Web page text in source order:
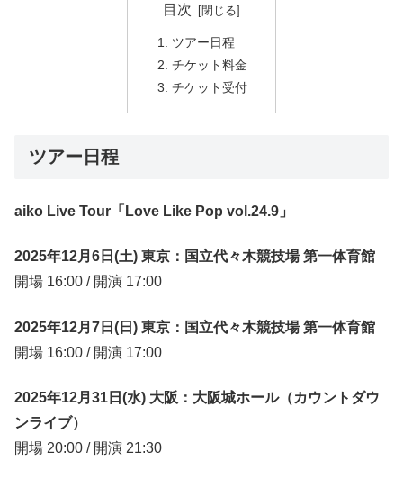
目次
ツアー日程
チケット料金
チケット受付
ツアー日程
aiko Live Tour「Love Like Pop vol.24.9」
2025年12月6日(土) 東京：国立代々木競技場 第一体育館
開場 16:00 / 開演 17:00
2025年12月7日(日) 東京：国立代々木競技場 第一体育館
開場 16:00 / 開演 17:00
2025年12月31日(水) 大阪：大阪城ホール（カウントダウ
ンライブ）
開場 20:00 / 開演 21:30